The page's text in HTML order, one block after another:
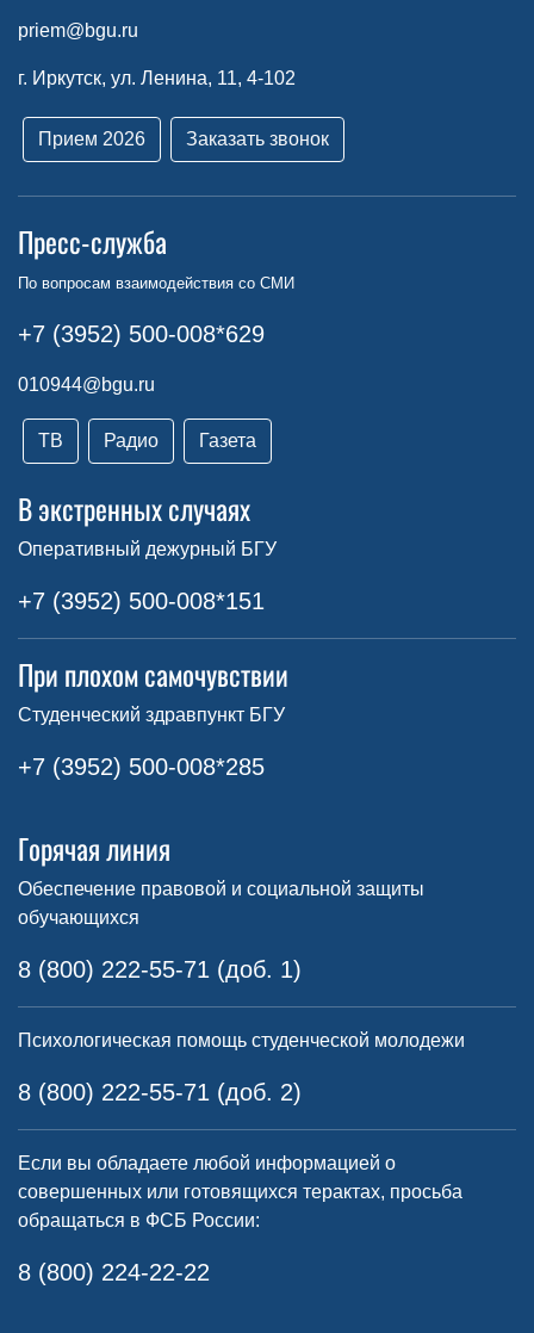
priem@bgu.ru
г. Иркутск, ул. Ленина, 11, 4-102
Прием 2026 Заказать звонок
Пресс-служба
По вопросам взаимодействия со СМИ
+7 (3952) 500-008*629
010944@bgu.ru
ТВ Радио Газета
В экстренных случаях
Оперативный дежурный БГУ
+7 (3952) 500-008*151
При плохом самочувствии
Студенческий здравпункт БГУ
+7 (3952) 500-008*285
Горячая линия
Обеспечение правовой и социальной защиты
обучающихся
8 (800) 222-55-71 (доб. 1)
Психологическая помощь студенческой молодежи
8 (800) 222-55-71 (доб. 2)
Если вы обладаете любой информацией о
совершенных или готовящихся терактах, просьба
обращаться в ФСБ России:
8 (800) 224-22-22